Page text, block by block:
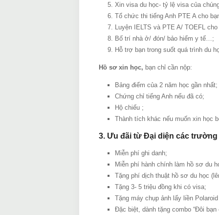
Xin visa du học- tỷ lệ visa của
Tổ chức thi tiếng Anh PTE A cho
Luyện IELTS và PTE A/ TOEFL cho
Bố trí nhà ở/ đón/ bảo hiểm y tế…;
Hỗ trợ bạn trong suốt quá trình du
Hồ sơ xin học, bạn chỉ cần nộp:
Bảng điểm của 2 năm học gần nhất;
Chứng chỉ tiếng Anh nếu đã có;
Hộ chiếu ;
Thành tích khác nếu muốn xin học
3. Ưu đãi từ Đại diện các
Miễn phí ghi danh;
Miễn phí hành chính làm hồ sơ du
Tặng phí dịch thuật hồ sơ du học
Tặng 3- 5 triệu đồng khi có visa;
Tặng máy chụp ảnh lấy liền
Đặc biệt, dành tặng combo “Đôi